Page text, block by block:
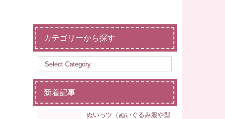
カテゴリーから探す
新着記事
ぬいっツ（ぬいぐるみ服や型